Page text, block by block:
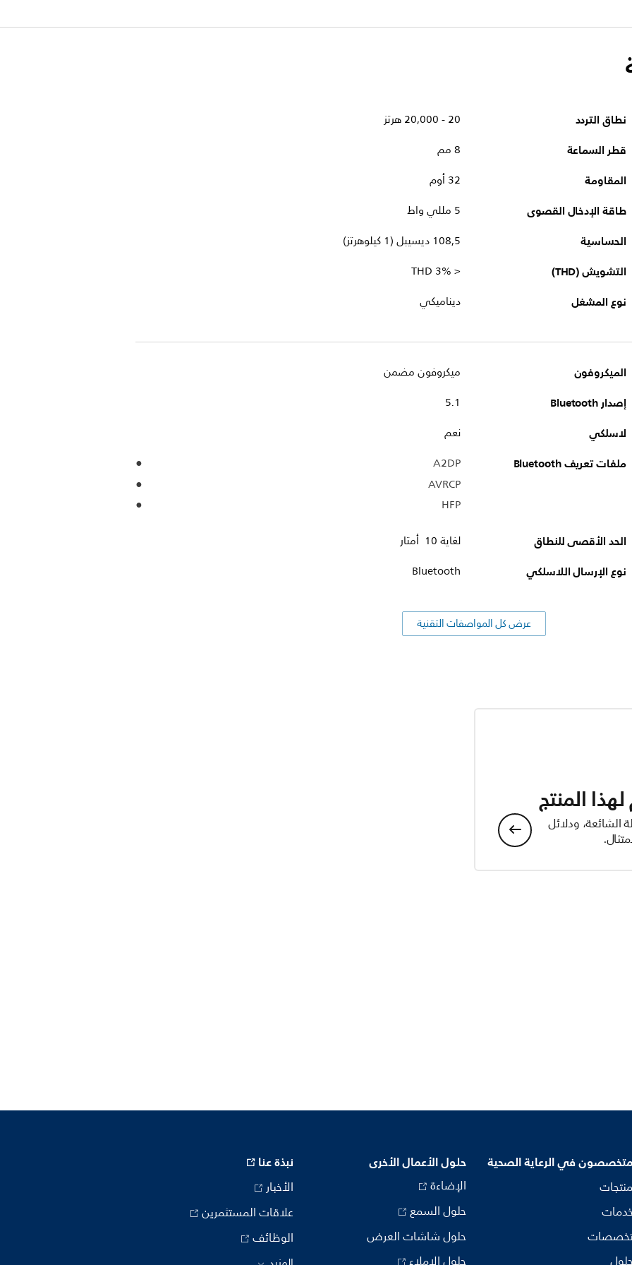
نطاق التردد 20 - 20,000 هرتز
قطر السماعة 8 مم
المقاومة 32 أوم
طاقة الإدخال القصوى 5 مللي واط
الحساسية 108,5 ديسيبل (1 كيلوهرتز)
التشويش (THD) < 3% THD
نوع المشغل ديناميكي
الميكروفون ميكروفون مضمن
إصدار Bluetooth 5.1
لاسلكي نعم
ملفات تعريف Bluetooth
A2DP
AVRCP
HFP
الحد الأقصى للنطاق لغاية 10 أمتار
نوع الإرسال اللاسلكي Bluetooth
عرض كل المواصفات التقنية
المنتج
الشائعة، ودلائل
في الرعاية الصحية حلول الأعمال الأخرى
الإضاءة
حلول السمع
حلول شاشات العرض
حلول الإملاء
نبذة عنا
الأخبار
علاقات المستثمرين
الوظائف